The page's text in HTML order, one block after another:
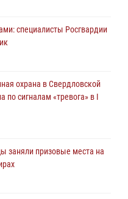
области
граждан на южном
в эфире телекомпании
специалисты Росгвардии
охрана в Свердловской
сигналам «тревога» в I
заняли призовые места на